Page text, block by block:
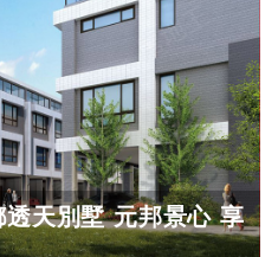
天別墅 元邦景心 享